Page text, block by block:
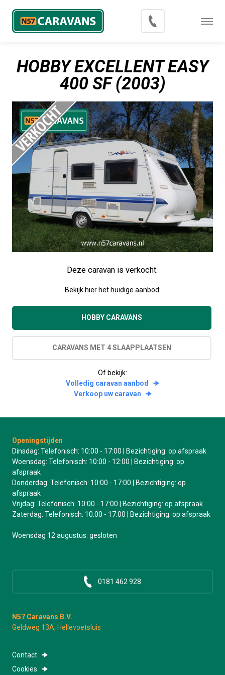
HOBBY EXCELLENT EASY
400 SF (2003)
Deze caravan is verkocht.
Bekijk hier het huidige aanbod:
HOBBY CARAVANS
CARAVANS MET 4 SLAAPPLAATSEN
Of bekijk:
Volledig caravan aanbod
Verkoop uw caravan
Openingstijden
Dinsdag: Telefonisch: 10:00 - 17:00 | Bezichtiging: op afspraak
Woensdag: Telefonisch: 10:00 - 12:00 | Bezichtiging: op
afspraak
Donderdag: Telefonisch: 10:00 - 17:00 | Bezichtiging: op
afspraak
Vrijdag: Telefonisch: 10:00 - 17:00 | Bezichtiging: op afspraak
Zaterdag: Telefonisch: 10:00 - 17:00 | Bezichtiging: op afspraak
Woensdag 12 augustus: gesloten
0181 462 928
N57 Caravans B.V.
Geldweg 13A, Hellevoetsluis
Contact
Cookies
Menu
Inkoop
Export
Contact
Over N57 Caravans